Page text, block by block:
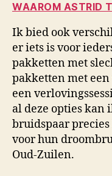
WAAROM ASTRID
Ik bied ook
er iets is voor
pakketten met
pakketten met
een
al deze opties kan
bruidspaar
voor hun
Oud-Zuilen.